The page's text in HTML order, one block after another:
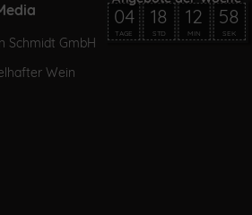
Schmidt GmbH
Wein
04
TAGE
18
STD
12
MIN
58
SEK